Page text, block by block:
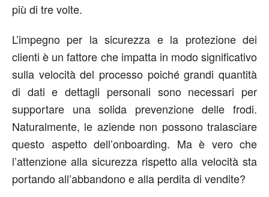
più di tre volte.
L’impegno per la sicurezza e la protezione dei
clienti è un fattore che impatta in modo significativo
sulla velocità del processo poiché grandi quantità
di dati e dettagli personali sono necessari per
supportare una solida prevenzione delle frodi.
Naturalmente, le aziende non possono tralasciare
questo aspetto dell’onboarding. Ma è vero che
l’attenzione alla sicurezza rispetto alla velocità sta
portando all’abbandono e alla perdita di vendite?